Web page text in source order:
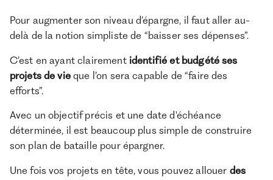
Pour augmenter son niveau d’épargne, il faut aller au-
delà de la notion simpliste de “baisser ses dépenses”.
C’est en ayant clairement identifié et budgété ses
projets de vieque l’on sera capable de “faire des
efforts”.
Avec un objectif précis et une date d'échéance
déterminée, il est beaucoup plus simple de construire
son plan de bataille pour épargner.
Une fois vos projets en tête, vous pouvez allouer des